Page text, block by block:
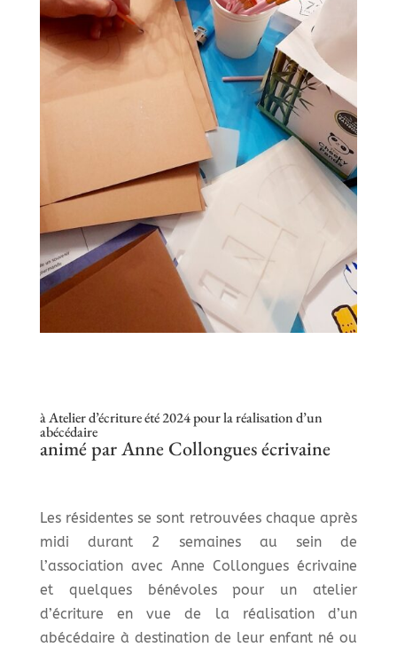
à Atelier d’écriture été 2024 pour la réalisation d’un
abécédaire
animé par Anne Collongues écrivaine
Les résidentes se sont retrouvées chaque après
midi durant 2 semaines au sein de
l’association avec Anne Collongues écrivaine
et quelques bénévoles pour un atelier
d’écriture en vue de la réalisation d’un
abécédaire à destination de leur enfant né ou